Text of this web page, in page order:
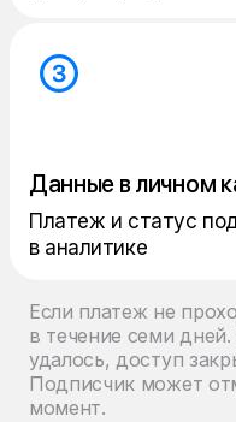
Данные в личном
Платеж и статус
в аналитике
Если платеж не
в течение семи
удалось, доступ
Подписчик может
момент.